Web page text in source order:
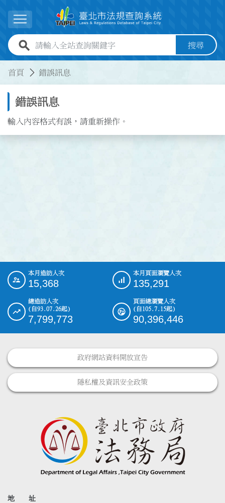
展開選單
全站查詢關鍵字欄位 搜尋
首頁 錯誤訊息
錯誤訊息
輸入內容格式有誤，請重新操作。
::: 本月造訪人次
15,368
本月頁面瀏覽人次
135,291
總造訪人次
(自93.07.26起)
7,799,773
頁面總瀏覽人次
(自105.7.15起)
90,396,446
政府網站資料開放宣告
隱私權及資訊安全政策
地 址